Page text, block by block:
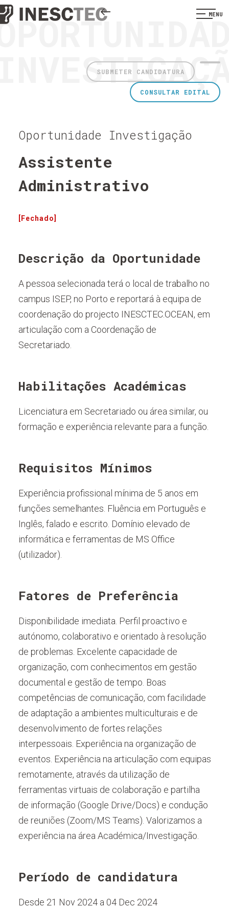
MENU
SUBMETER CANDIDATURA
CONSULTAR EDITAL
Oportunidade Investigação
Assistente
Administrativo
[Fechado]
Descrição da Oportunidade
A pessoa selecionada terá o local de trabalho no
campus ISEP, no Porto e reportará à equipa de
coordenação do projecto INESCTEC.OCEAN, em
articulação com a Coordenação de
Secretariado.
Habilitações Académicas
Licenciatura em Secretariado ou área similar, ou
formação e experiência relevante para a função.
Requisitos Mínimos
Experiência profissional mínima de 5 anos em
funções semelhantes. Fluência em Português e
Inglês, falado e escrito. Domínio elevado de
informática e ferramentas de MS Office
(utilizador).
Fatores de Preferência
Disponibilidade imediata. Perfil proactivo e
autónomo, colaborativo e orientado à resolução
de problemas. Excelente capacidade de
organização, com conhecimentos em gestão
documental e gestão de tempo. Boas
competências de comunicação, com facilidade
de adaptação a ambientes multiculturais e de
desenvolvimento de fortes relações
interpessoais. Experiência na organização de
eventos. Experiência na articulação com equipas
remotamente, através da utilização de
ferramentas virtuais de colaboração e partilha
de informação (Google Drive/Docs) e condução
de reuniões (Zoom/MS Teams). Valorizamos a
experiência na área Académica/Investigação.
Período de candidatura
Desde 21 Nov 2024 a 04 Dec 2024